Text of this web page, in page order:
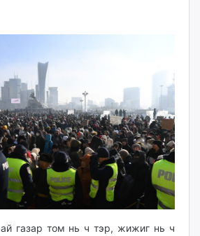
газар том нь ч тэр, жижиг нь ч